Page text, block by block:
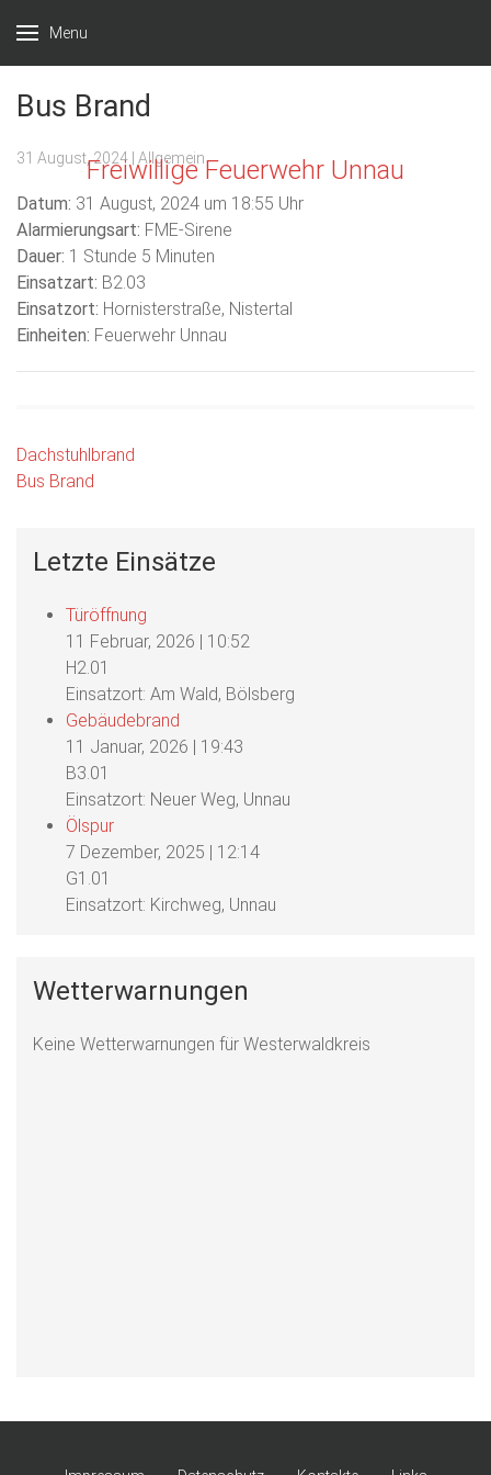
Menu
Freiwillige Feuerwehr Unnau
Bus Brand
31 August, 2024 | Allgemein
Datum: 31 August, 2024 um 18:55 Uhr
Alarmierungsart: FME-Sirene
Dauer: 1 Stunde 5 Minuten
Einsatzart: B2.03
Einsatzort: Hornisterstraße, Nistertal
Einheiten: Feuerwehr Unnau
Beitragsnavigation
Dachstuhlbrand
Bus Brand
Letzte Einsätze
Türöffnung
11 Februar, 2026 | 10:52
H2.01
Einsatzort: Am Wald, Bölsberg
Gebäudebrand
11 Januar, 2026 | 19:43
B3.01
Einsatzort: Neuer Weg, Unnau
Ölspur
7 Dezember, 2025 | 12:14
G1.01
Einsatzort: Kirchweg, Unnau
Wetterwarnungen
Keine Wetterwarnungen für Westerwaldkreis